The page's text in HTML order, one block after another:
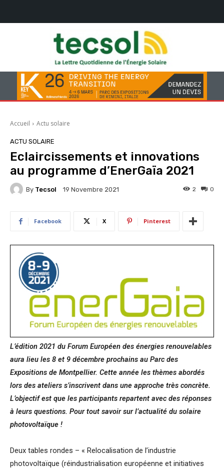
Accueil Actu solaire
ACTU SOLAIRE
Eclaircissements et innovations
au programme d’EnerGaïa 2021
By Tecsol 19 Novembre 2021 0
2
Facebook X Pinterest
L’édition 2021 du Forum Européen des énergies renouvelables
aura lieu les 8 et 9 décembre prochains au Parc des
Expositions de Montpellier. Cette année les thèmes abordés
lors des ateliers s’inscrivent dans une approche très concrète.
L’objectif est que les participants repartent avec des réponses
à leurs questions. Pour tout savoir sur l’actualité du solaire
photovoltaïque !
Deux tables rondes – « Relocalisation de l’industrie
photovoltaïque (réindustrialisation européenne et initiatives